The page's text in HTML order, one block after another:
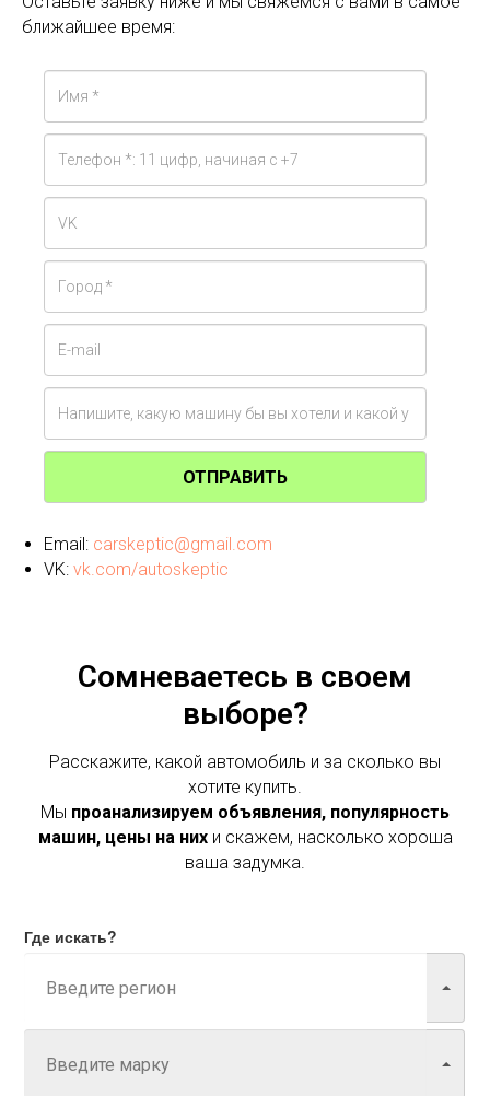
ближайшее время:
ОТПРАВИТЬ
Email: carskeptic@gmail.com
VK: vk.com/autoskeptic
Сомневаетесь в своем
выборе?
Расскажите, какой автомобиль и за сколько вы
хотите купить.
Мы проанализируем объявления, популярность
машин, цены на нихи скажем, насколько хороша
ваша задумка.
Где искать?